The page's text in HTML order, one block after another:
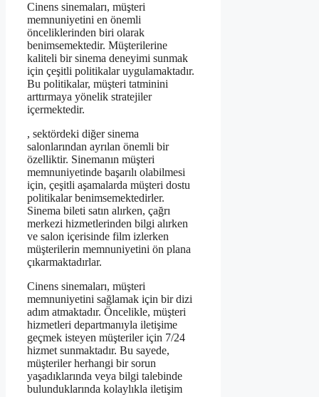
Cinens sinemaları, müşteri
memnuniyetini en önemli
önceliklerinden biri olarak
benimsemektedir. Müşterilerine
kaliteli bir sinema deneyimi sunmak
için çeşitli politikalar uygulamaktadır.
Bu politikalar, müşteri tatminini
arttırmaya yönelik stratejiler
içermektedir.
, sektördeki diğer sinema
salonlarından ayrılan önemli bir
özelliktir. Sinemanın müşteri
memnuniyetinde başarılı olabilmesi
için, çeşitli aşamalarda müşteri dostu
politikalar benimsemektedirler.
Sinema bileti satın alırken, çağrı
merkezi hizmetlerinden bilgi alırken
ve salon içerisinde film izlerken
müşterilerin memnuniyetini ön plana
çıkarmaktadırlar.
Cinens sinemaları, müşteri
memnuniyetini sağlamak için bir dizi
adım atmaktadır. Öncelikle, müşteri
hizmetleri departmanıyla iletişime
geçmek isteyen müşteriler için 7/24
hizmet sunmaktadır. Bu sayede,
müşteriler herhangi bir sorun
yaşadıklarında veya bilgi talebinde
bulunduklarında kolaylıkla iletişim